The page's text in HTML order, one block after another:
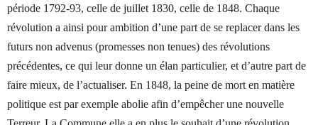
période 1792-93, celle de juillet 1830, celle de 1848. Chaque
révolution a ainsi pour ambition d’une part de se replacer dans les
futurs non advenus (promesses non tenues) des révolutions
précédentes, ce qui leur donne un élan particulier, et d’autre part de
faire mieux, de l’actualiser. En 1848, la peine de mort en matière
politique est par exemple abolie afin d’empêcher une nouvelle